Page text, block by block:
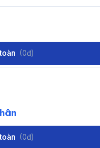
(0đ)
(0đ)